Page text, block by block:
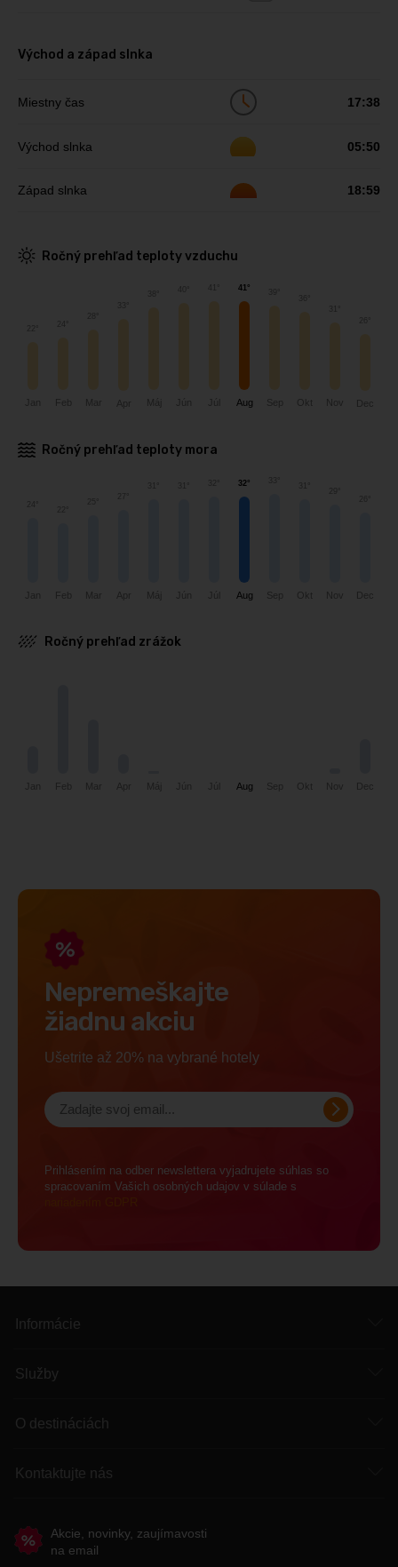
Východ a západ slnka
Miestny čas 17:38
Východ slnka 05:50
Západ slnka 18:59
Ročný prehľad teploty vzduchu
Jan Feb Mar Apr Máj Jún
41°
Aug Sep Okt Nov Dec
Ročný prehľad teploty mora
Jan Feb Mar Apr Máj Jún
32°
Aug Sep Okt Nov Dec
Ročný prehľad zrážok
Jan Mar Apr Máj Jún Aug Sep Okt Nov Dec
Nepremeškajte
žiadnu akciu
Ušetrite až 20% na vybrané hotely
Prihlásením na odber newslettera vyjadrujete súhlas so
spracovaním Vašich osobných udajov v súlade s
Informácie
Služby
O destináciách
Kontaktujte nás
Akcie, novinky, zaujímavosti
na email